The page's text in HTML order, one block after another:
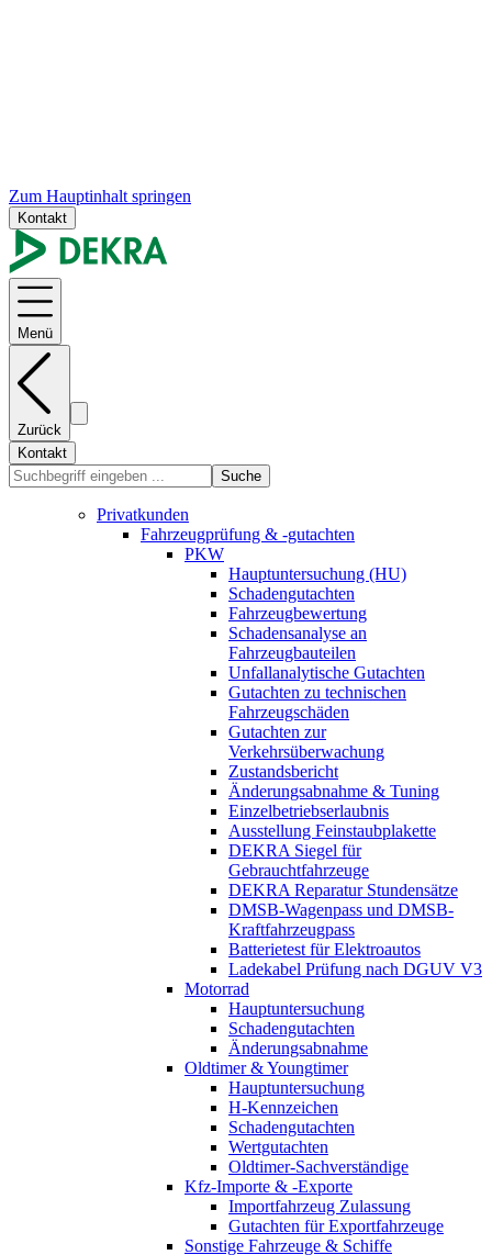
Zum Hauptinhalt springen
Kontakt
Menü
Zurück
Kontakt
Suche
Privatkunden
Fahrzeugprüfung & -gutachten
PKW
Hauptuntersuchung (HU)
Schadengutachten
Fahrzeugbewertung
Schadensanalyse an
Fahrzeugbauteilen
Unfallanalytische Gutachten
Gutachten zu technischen
Fahrzeugschäden
Gutachten zur
Verkehrsüberwachung
Zustandsbericht
Änderungsabnahme & Tuning
Einzelbetriebserlaubnis
Ausstellung Feinstaubplakette
DEKRA Siegel für
Gebrauchtfahrzeuge
DEKRA Reparatur Stundensätze
DMSB-Wagenpass und DMSB-
Kraftfahrzeugpass
Batterietest für Elektroautos
Ladekabel Prüfung nach DGUV V3
Motorrad
Hauptuntersuchung
Schadengutachten
Änderungsabnahme
Oldtimer & Youngtimer
Hauptuntersuchung
H-Kennzeichen
Schadengutachten
Wertgutachten
Oldtimer-Sachverständige
Kfz-Importe & -Exporte
Importfahrzeug Zulassung
Gutachten für Exportfahrzeuge
Sonstige Fahrzeuge & Schiffe